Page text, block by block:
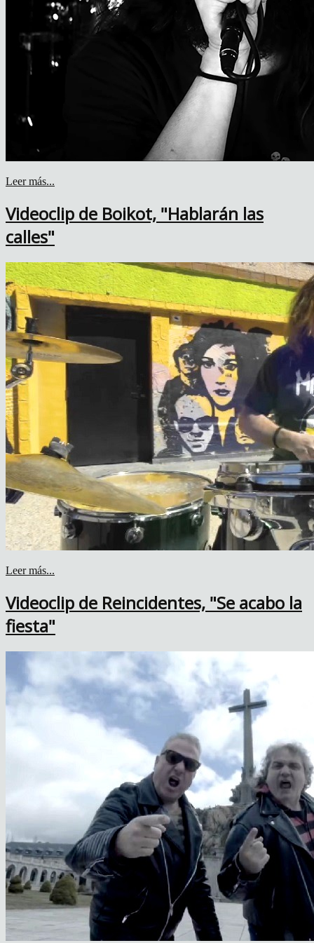
Leer más...
Videoclip de Boikot, "Hablarán las
calles"
Leer más...
Videoclip de Reincidentes, "Se acabo la
fiesta"